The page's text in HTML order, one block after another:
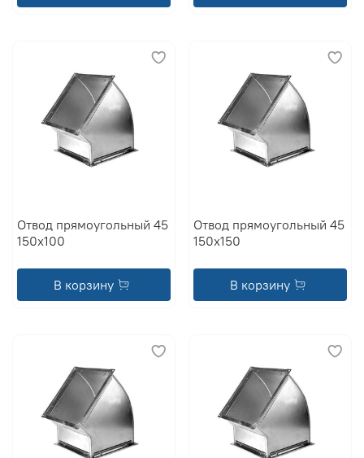
Отвод прямоугольный 45
150x100
В корзину
Отвод прямоугольный 45
150x150
В корзину